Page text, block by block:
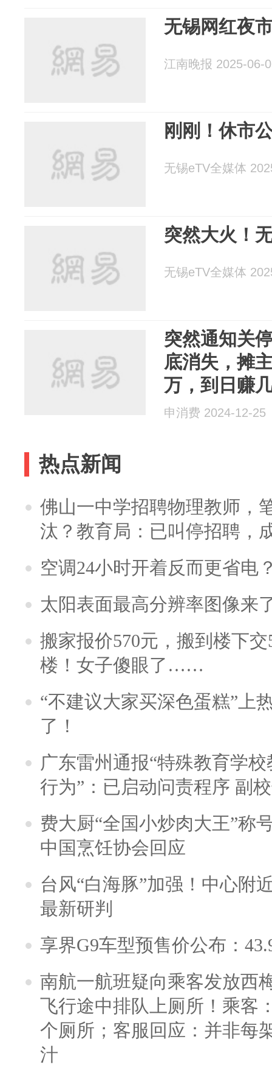
无锡网红夜
江南晚报 2025-06-
刚刚！休市
无锡eTV全媒体
突然大火！
无锡eTV全媒体
突然通知关
底消失，摊
万，到日赚
电...
申消费 2024-12-25
热点新闻
佛山一中学招聘物理教师，
汰？教育局：已叫停招聘，
空调24小时开着反而更省电
太阳表面最高分辨率图像来
搬家报价570元，搬到楼下
楼！女子傻眼了……
“不建议大家买深色蛋糕”上
了！
广东雷州通报“特殊教育学
行为”：已启动问责程序 副
费大厨“全国小炒肉大王”称
中国烹饪协会回应
台风“白海豚”加强！中心附
最新研判
享界G9车型预售价公布：
南航一航班疑向乘客发放西
飞行途中排队上厕所！乘客
个厕所；客服回应：并非每
汁